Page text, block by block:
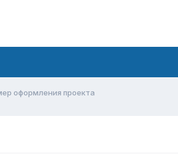
оформления проекта